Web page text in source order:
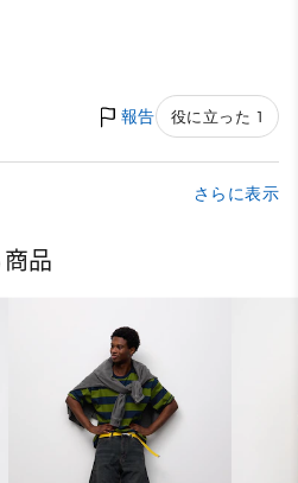
報告 役に立った 1
さらに表示
品